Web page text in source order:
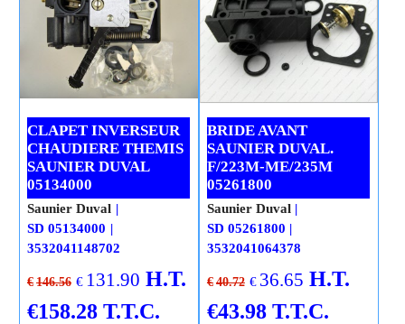
CLAPET INVERSEUR
CHAUDIERE THEMIS
SAUNIER DUVAL
05134000
€ 146.56 € 131.90 H.T.
€158.28 T.T.C.
Saunier Duval
SD 05134000
3532041148702
BRIDE AVANT
SAUNIER DUVAL.
F/223M-ME/235M
05261800
€ 40.72 € 36.65 H.T.
€43.98 T.T.C.
Saunier Duval
SD 05261800
3532041064378